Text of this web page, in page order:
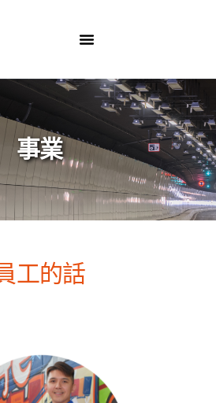
事業
工的話